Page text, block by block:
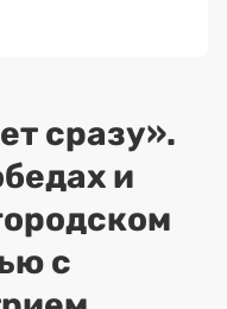
сразу».
и
с